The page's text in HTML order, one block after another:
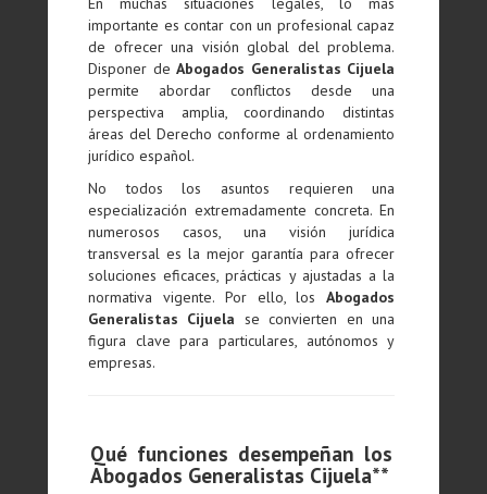
importante es contar con un profesional capaz
de ofrecer una visión global del problema.
Disponer deAbogados Generalistas Cijuela
permite abordar conflictos desde una
perspectiva amplia, coordinando distintas
áreas del Derecho conforme al ordenamiento
jurídico español.
No todos los asuntos requieren una
especialización extremadamente concreta. En
numerosos casos, una visión jurídica
transversal es la mejor garantía para ofrecer
soluciones eficaces, prácticas y ajustadas a la
normativa vigente. Por ello, losAbogados
Generalistas Cijuela se convierten en una
figura clave para particulares, autónomos y
empresas.
Qué funciones desempeñan los
Abogados Generalistas Cijuela**